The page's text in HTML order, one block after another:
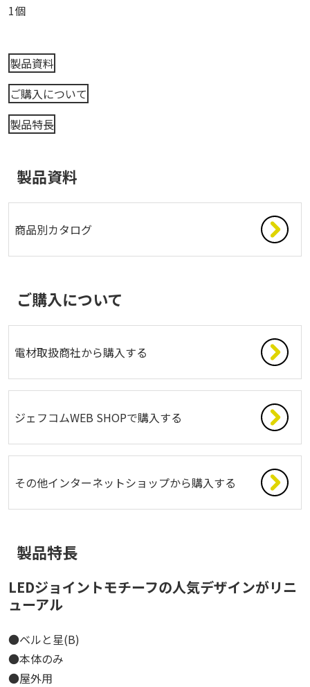
1個
製品資料
ご購入について
製品特長
製品資料
商品別カタログ
ご購入について
電材取扱商社から購入する
ジェフコムWEB SHOPで購入する
その他インターネットショップから購入する
製品特長
LEDジョイントモチーフの人気デザインがリニ
ューアル
●ベルと星(B)
●本体のみ
●屋外用